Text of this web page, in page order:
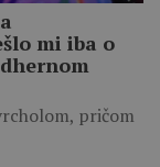
mi iba o
pričom